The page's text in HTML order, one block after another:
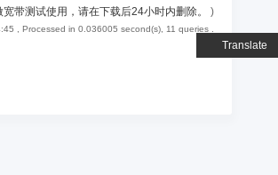
Translate
带测试使用，请在下载后24小时内删除。
)
, Processed in 0.036005 second(s), 11 queries .